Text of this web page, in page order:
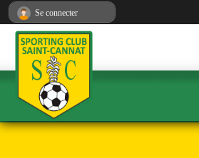
Se connecter
Panneau de gestion des cookies